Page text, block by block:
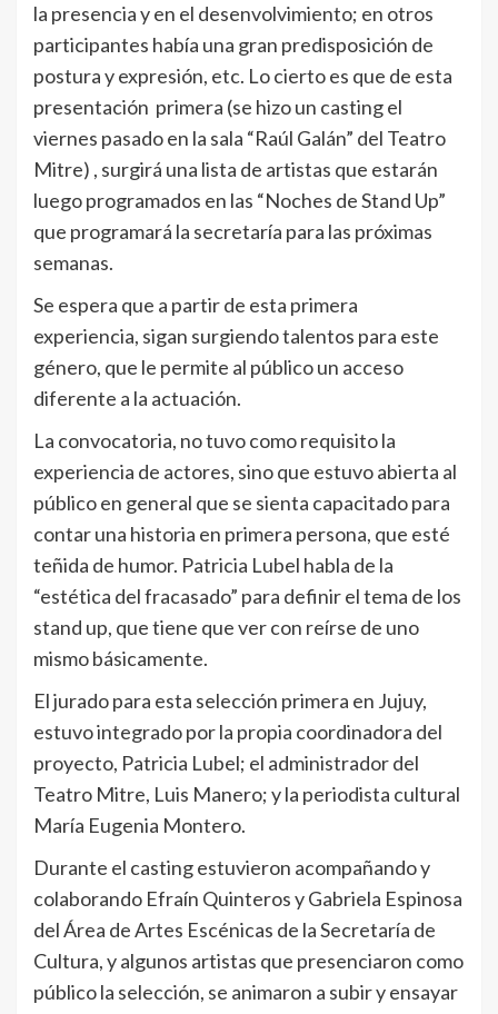
la presencia y en el desenvolvimiento; en otros
participantes había una gran predisposición de
postura y expresión, etc. Lo cierto es que de esta
presentación primera (se hizo un casting el
viernes pasado en la sala “Raúl Galán” del Teatro
Mitre) , surgirá una lista de artistas que estarán
luego programados en las “Noches de Stand Up”
que programará la secretaría para las próximas
semanas.
Se espera que a partir de esta primera
experiencia, sigan surgiendo talentos para este
género, que le permite al público un acceso
diferente a la actuación.
La convocatoria, no tuvo como requisito la
experiencia de actores, sino que estuvo abierta al
público en general que se sienta capacitado para
contar una historia en primera persona, que esté
teñida de humor. Patricia Lubel habla de la
“estética del fracasado” para definir el tema de los
stand up, que tiene que ver con reírse de uno
mismo básicamente.
El jurado para esta selección primera en Jujuy,
estuvo integrado por la propia coordinadora del
proyecto, Patricia Lubel; el administrador del
Teatro Mitre, Luis Manero; y la periodista cultural
María Eugenia Montero.
Durante el casting estuvieron acompañando y
colaborando Efraín Quinteros y Gabriela Espinosa
del Área de Artes Escénicas de la Secretaría de
Cultura, y algunos artistas que presenciaron como
público la selección, se animaron a subir y ensayar